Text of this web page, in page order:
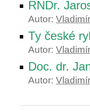
RNDr.
Autor:
Ty české
Autor:
Doc. dr.
Autor: